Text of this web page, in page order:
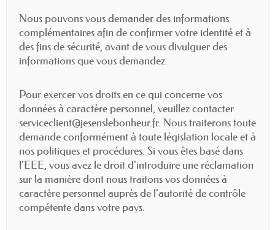
Nous pouvons vous demander des informations
complémentaires afin de confirmer votre identité et à
des fins de sécurité, avant de vous divulguer des
informations que vous demandez.
Pour exercer vos droits en ce qui concerne vos
données à caractère personnel, veuillez contacter
serviceclient@jesenslebonheur.fr. Nous traiterons toute
demande conformément à toute législation locale et à
nos politiques et procédures. Si vous êtes basé dans
l'EEE, vous avez le droit d'introduire une réclamation
sur la manière dont nous traitons vos données à
caractère personnel auprès de l'autorité de contrôle
compétente dans votre pays.